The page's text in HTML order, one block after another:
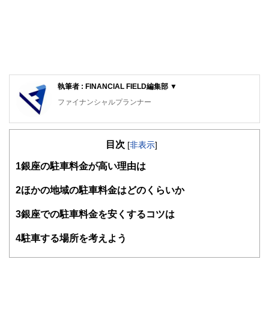
執筆者 : FINANCIAL FIELD編集部 ▼
ファイナンシャルプランナー
FinancialField編集部は、金融、経済に関する記事を、日々
知識がない方でも理解できるようわかりやすく発信していま
得者を中心に「お金や暮らし」に関する書籍・雑誌の編集経
験者で構成され、企画立案から記事掲載まですべての工程に
関わることで、読者目線のコンテンツを追求しています。
護士、税理士、宅地建物取引士、相続診断士、住宅ローンア
目次 [非表示]
1 銀座の駐車料金が高い理由は
2ほかの地域の駐車料金はどのくらいか
3銀座での駐車料金を安くするコツは
4駐車する場所を考えよう